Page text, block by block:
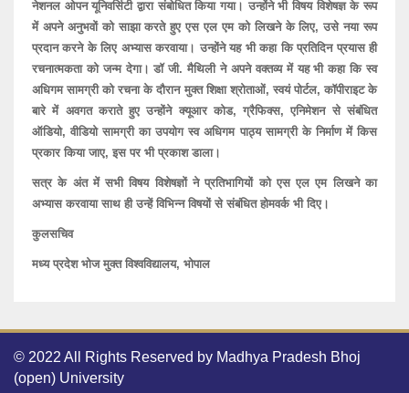
नेशनल ओपन यूनिवर्सिटी द्वारा संबोधित किया गया। उन्होंने भी विषय विशेषज्ञ के रूप
में अपने अनुभवों को साझा करते हुए एस एल एम को लिखने के लिए, उसे नया रूप
प्रदान करने के लिए अभ्यास करवाया। उन्होंने यह भी कहा कि प्रतिदिन प्रयास ही
रचनात्मकता को जन्म देगा। डॉ जी. मैथिली ने अपने वक्तव्य में यह भी कहा कि स्व
अधिगम सामग्री को रचना के दौरान मुक्त शिक्षा श्रोताओं, स्वयं पोर्टल, कॉपीराइट के
बारे में अवगत कराते हुए उन्होंने क्यूआर कोड, ग्रैफिक्स, एनिमेशन से संबंधित
ऑडियो, वीडियो सामग्री का उपयोग स्व अधिगम पाठ्य सामग्री के निर्माण में किस
प्रकार किया जाए, इस पर भी प्रकाश डाला।
सत्र के अंत में सभी विषय विशेषज्ञों ने प्रतिभागियों को एस एल एम लिखने का
अभ्यास करवाया साथ ही उन्हें विभिन्न विषयों से संबंधित होमवर्क भी दिए।
कुलसचिव
मध्य प्रदेश भोज मुक्त विश्वविद्यालय, भोपाल
© 2022 All Rights Reserved by Madhya Pradesh Bhoj
(open) University